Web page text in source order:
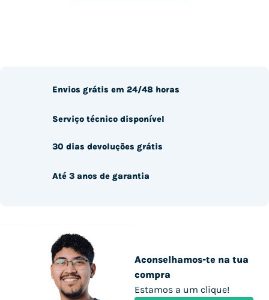
Aconselhamos-te na tua
compra
Estamos a um clique!
Envios grátis em 24/48 horas
Serviço técnico disponível
30 dias devoluções grátis
Até 3 anos de garantia